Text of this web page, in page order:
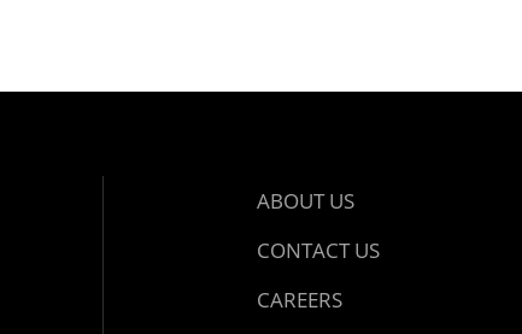
ABOUT US
CONTACT US
CAREERS